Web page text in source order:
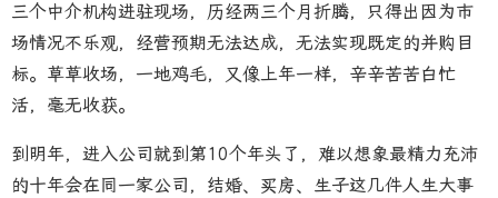
三个中介机构进驻现场，历经两三个月折腾，只得出因为市
场情况不乐观，经营预期无法达成，无法实现既定的并购目
标。草草收场，一地鸡毛，又像上年一样，辛辛苦苦白忙
活，毫无收获。
到明年，进入公司就到第10个年头了，难以想象最精力充沛
的十年会在同一家公司，结婚、买房、生子这几件人生大事